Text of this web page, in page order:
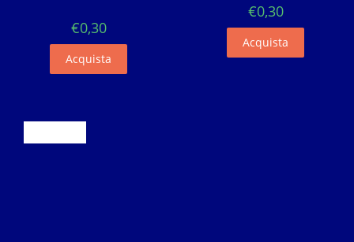
€0,30
Acquista
€0,30
Acquista